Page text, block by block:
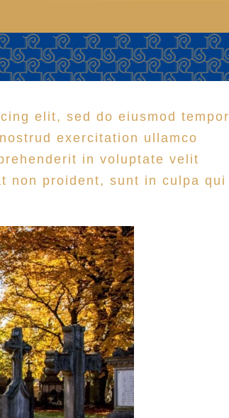
elit, sed do eiusmod tempor
exercitation ullamco
in voluptate velit
non proident, sunt in culpa qui